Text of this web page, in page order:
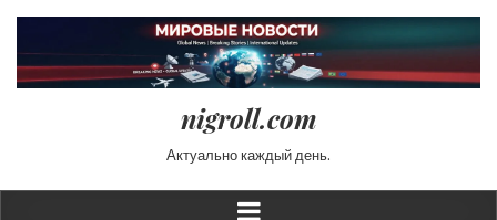
nigroll.com
Актуально каждый день.